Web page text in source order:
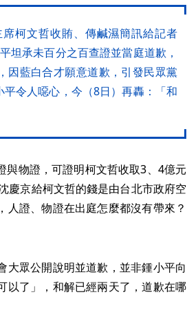
柯文哲收賄、傳鹹濕簡訊給記者
坦承未百分之百查證並當庭道歉，
因藍白合才願意道歉，引發民眾黨
令人噁心，今（8日）再轟：「和
與物證，可證明柯文哲收取3、4億元
慶京給柯文哲的錢是由台北市政府空
證、物證在出庭怎麼都沒有帶來？
大眾公開說明並道歉，並非鍾小平向
以了」，和解已經兩天了，道歉在哪